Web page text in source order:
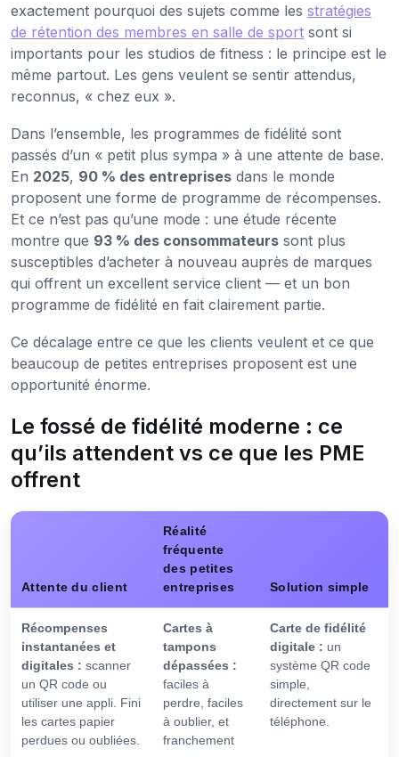
exactement pourquoi des sujets comme les stratégies
de rétention des membres en salle de sport sont si
importants pour les studios de fitness : le principe est le
même partout. Les gens veulent se sentir attendus,
reconnus, « chez eux ».
Dans l’ensemble, les programmes de fidélité sont
passés d’un « petit plus sympa » à une attente de base.
En 2025, 90 % des entreprises dans le monde
proposent une forme de programme de récompenses.
Et ce n’est pas qu’une mode : une étude récente
montre que 93 % des consommateurs sont plus
susceptibles d’acheter à nouveau auprès de marques
qui offrent un excellent service client — et un bon
programme de fidélité en fait clairement partie.
Ce décalage entre ce que les clients veulent et ce que
beaucoup de petites entreprises proposent est une
opportunité énorme.
Le fossé de fidélité moderne : ce
qu’ils attendent vs ce que les PME
offrent
Attente du client
Réalité
fréquente
des petites
entreprises
Solution simple
Récompenses
instantanées et
digitales : scanner
un QR code ou
utiliser une appli. Fini
les cartes papier
perdues ou oubliées.
Cartes à
tampons
dépassées :
faciles à
perdre, faciles
à oublier, et
franchement
Carte de fidélité
digitale : un
système QR code
simple,
directement sur le
téléphone.